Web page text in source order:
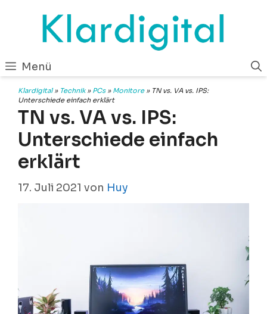
springen
Menü
Klardigital» Technik» PCs» Monitore» TN vs. VA vs. IPS:
Unterschiede einfach erklärt
TN vs. VA vs. IPS:
Unterschiede einfach
erklärt
17. Juli 2021 von Huy